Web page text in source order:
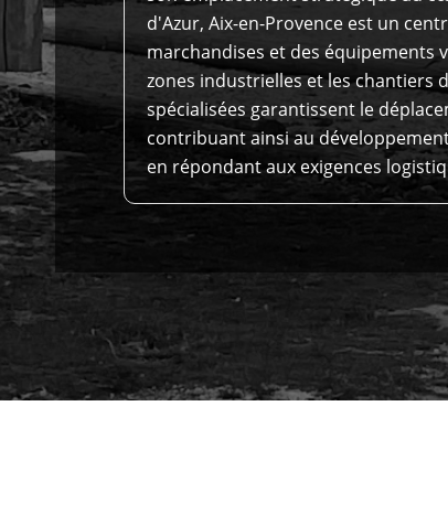
d'Azur, Aix-en-Provence est un
marchandises et des équipements
zones industrielles et les chantiers
spécialisées garantissent le
contribuant ainsi au
en répondant aux exigences